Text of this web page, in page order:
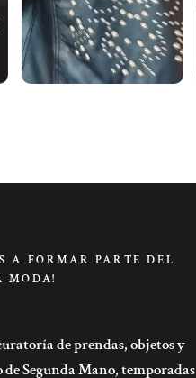
A FORMAR PARTE DEL
MODA!
de prendas, objetos y
de Segunda Mano, temporadas